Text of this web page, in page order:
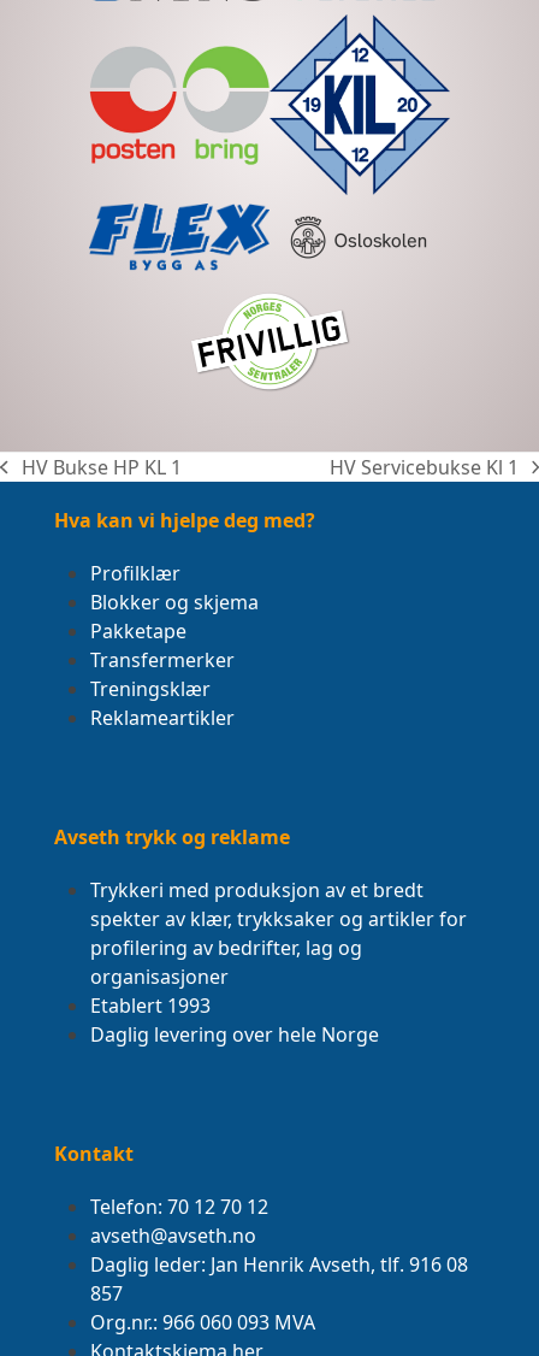
previous
HV Bukse HP KL 1
next
HV Servicebukse Kl 1
Hva kan vi hjelpe deg med?
Profilklær
Blokker og skjema
Pakketape
Transfermerker
Treningsklær
Reklameartikler
Avseth trykk og reklame
Trykkeri med produksjon av et bredt
spekter av klær, trykksaker og artikler for
profilering av bedrifter, lag og
organisasjoner
Etablert 1993
Daglig levering over hele Norge
Kontakt
Telefon: 70 12 70 12
avseth@avseth.no
Daglig leder: Jan Henrik Avseth, tlf. 916 08
857
Org.nr.: 966 060 093 MVA